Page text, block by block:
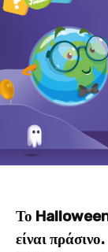
Το Halloween
είναι πράσινο.